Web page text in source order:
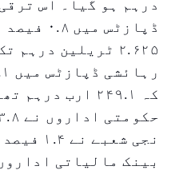
درہم ہو گیا۔ اس
ڈپازٹس
۲.۶۲۵ ٹریلین
کہ ۲۴۹.۱ ارب
نجی